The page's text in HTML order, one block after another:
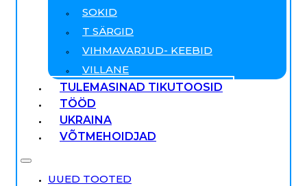
SOKID
T SÄRGID
VIHMAVARJUD- KEEBID
VILLANE
TULEMASINAD TIKUTOOSID
TÖÖD
UKRAINA
VÕTMEHOIDJAD
UUED TOOTED